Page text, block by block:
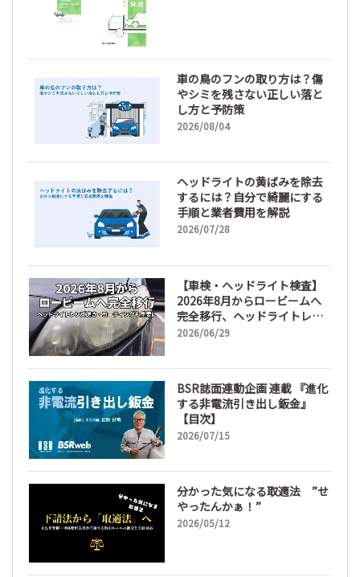
車の鳥のフンの取り方は？傷
やシミを残さない正しい落と
し方と予防策
2026/08/04
ヘッドライトの黄ばみを除去
するには？自分で綺麗にする
手順と業者費用を解説
2026/07/28
【車検・ヘッドライト検査】
2026年8月からロービームへ
完全移行、ヘッドライトレン
ズ磨き・コーティングも重要
2026/06/29
BSR誌面連動企画 連載 『進化
する非電流引き出し鈑金』
【目次】
2026/07/15
分かった気になる取適法 ”せ
やったんかぁ！”
2026/05/12